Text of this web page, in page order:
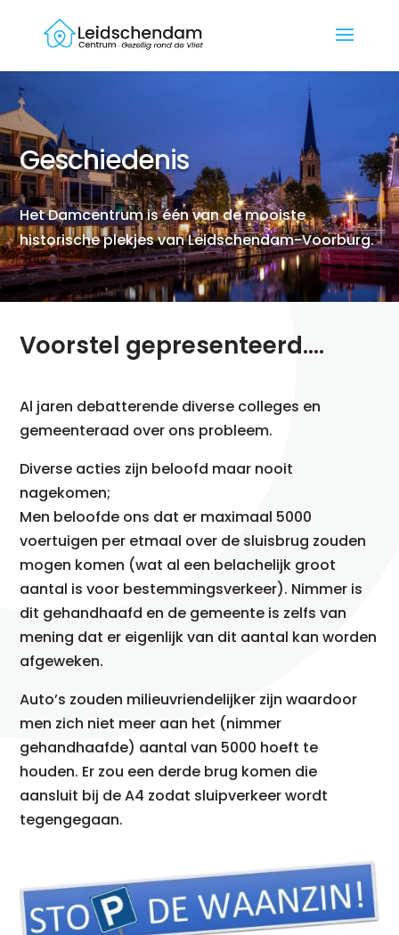
Geschiedenis
Het Damcentrum is één van de mooiste
historische plekjes van Leidschendam-Voorburg.
Voorstel gepresenteerd….
Al jaren debatterende diverse colleges en
gemeenteraad over ons probleem.
Diverse acties zijn beloofd maar nooit
nagekomen;
Men beloofde ons dat er maximaal 5000
voertuigen per etmaal over de sluisbrug zouden
mogen komen (wat al een belachelijk groot
aantal is voor bestemmingsverkeer). Nimmer is
dit gehandhaafd en de gemeente is zelfs van
mening dat er eigenlijk van dit aantal kan worden
afgeweken.
Auto’s zouden milieuvriendelijker zijn waardoor
men zich niet meer aan het (nimmer
gehandhaafde) aantal van 5000 hoeft te
houden. Er zou een derde brug komen die
aansluit bij de A4 zodat sluipverkeer wordt
tegengegaan.